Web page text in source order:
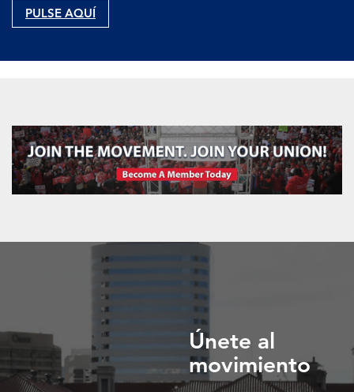
PULSE AQUÍ
Únete al
movimiento